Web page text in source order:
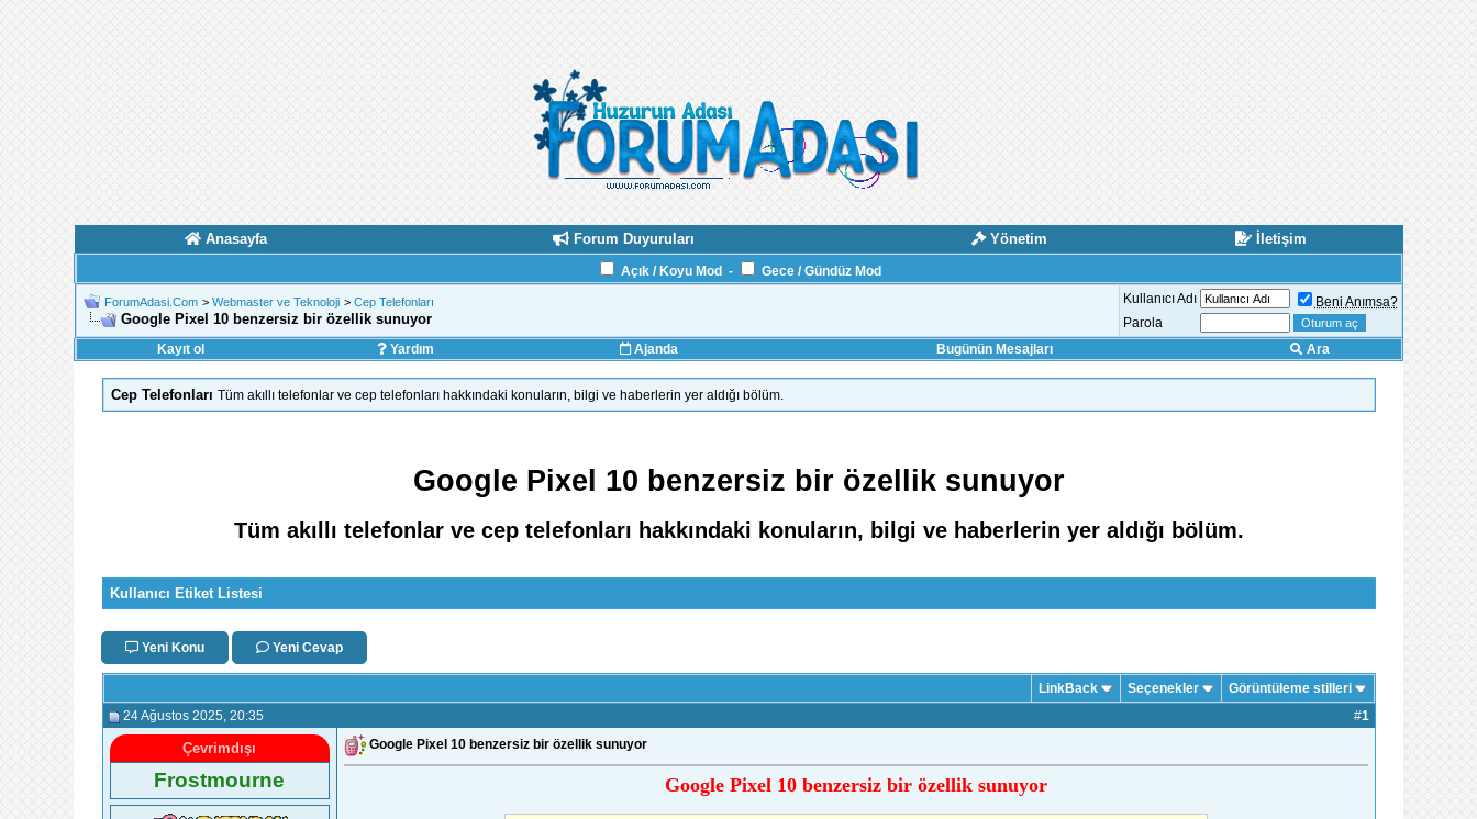
Anasayfa Forum Duyuruları Yönetim İletişim
Açık / Koyu Mod - Gece / Gündüz Mod
ForumAdasi.Com > Webmaster ve Teknoloji > Cep Telefonları
Google Pixel 10 benzersiz bir özellik sunuyor
Kullanıcı Adı
Beni Anımsa?
Parola
Kayıt ol
Yardım Ajanda Bugünün Mesajları Ara
Cep Telefonları Tüm akıllı telefonlar ve cep telefonları hakkındaki konuların, bilgi ve haberlerin yer aldığı bölüm.
Google Pixel 10 benzersiz bir özellik sunuyor
Tüm akıllı telefonlar ve cep telefonları hakkındaki konuların, bilgi ve haberlerin yer aldığı bölüm.
Kullanıcı Etiket Listesi
Yeni Konu Yeni Cevap
LinkBack Seçenekler Görüntüleme stilleri
24 Ağustos 2025 , 20:35 #1
Çevrimdışı
Frostmourne
Google Pixel 10 benzersiz bir özellik sunuyor
Google Pixel 10 benzersiz bir özellik sunuyor